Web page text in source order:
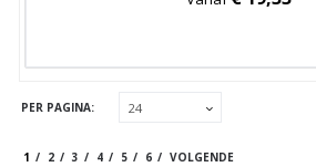
PER PAGINA:
1 2 3 4 5 6 VOLGENDE